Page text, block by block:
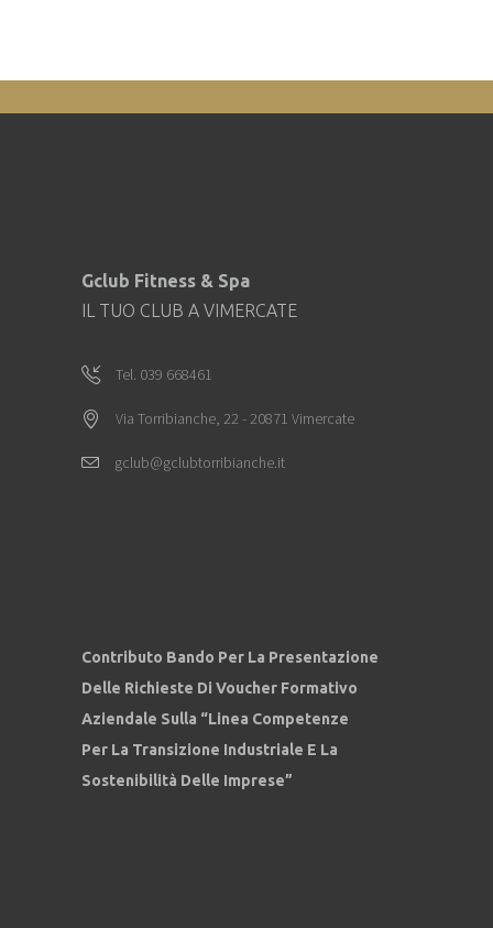
Gclub Fitness & Spa
IL TUO CLUB A VIMERCATE
Tel. 039 668461
Via Torribianche, 22 - 20871 Vimercate
gclub@gclubtorribianche.it
Contributo Bando Per La Presentazione
Delle Richieste Di Voucher Formativo
Aziendale Sulla “Linea Competenze
Per La Transizione Industriale E La
Sostenibilità Delle Imprese”